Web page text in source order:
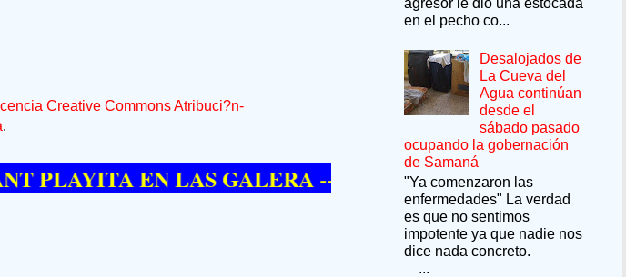
Creative Commons Atribuci?n-
.
EN LAS GALERA --SÍ QUIERE PASAR UN
agresor le dio una estocada
en el pecho co...
Desalojados de
La Cueva del
Agua continúan
desde el
sábado pasado
ocupando la gobernación
de Samaná
"Ya comenzaron las
enfermedades" La verdad
es que no sentimos
impotente ya que nadie nos
dice nada concreto.
...